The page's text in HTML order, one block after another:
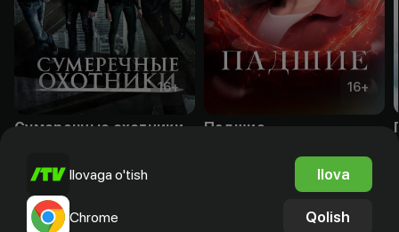
16+
Сумеречные охотники
16+
Падшие
Ilovaga o'tish Ilova
Chrome Qolish